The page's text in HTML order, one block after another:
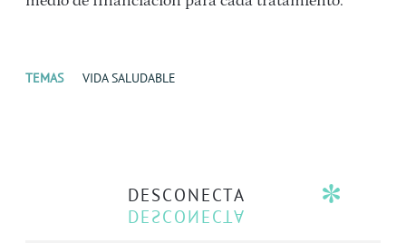
TEMAS VIDA SALUDABLE
DESCONECTA